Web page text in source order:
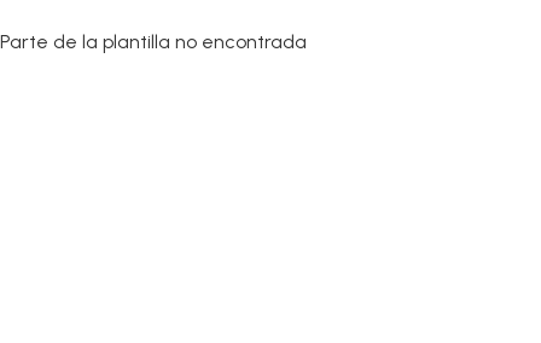
Parte de la plantilla no encontrada